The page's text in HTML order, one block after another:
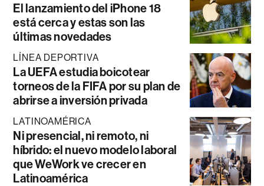
El lanzamiento del iPhone 18
está cerca y estas son las
últimas novedades
LÍNEA DEPORTIVA
La UEFA estudia boicotear
torneos de la FIFA por su plan de
abrirse a inversión privada
LATINOAMÉRICA
Ni presencial, ni remoto, ni
híbrido: el nuevo modelo laboral
que WeWork ve crecer en
Latinoamérica